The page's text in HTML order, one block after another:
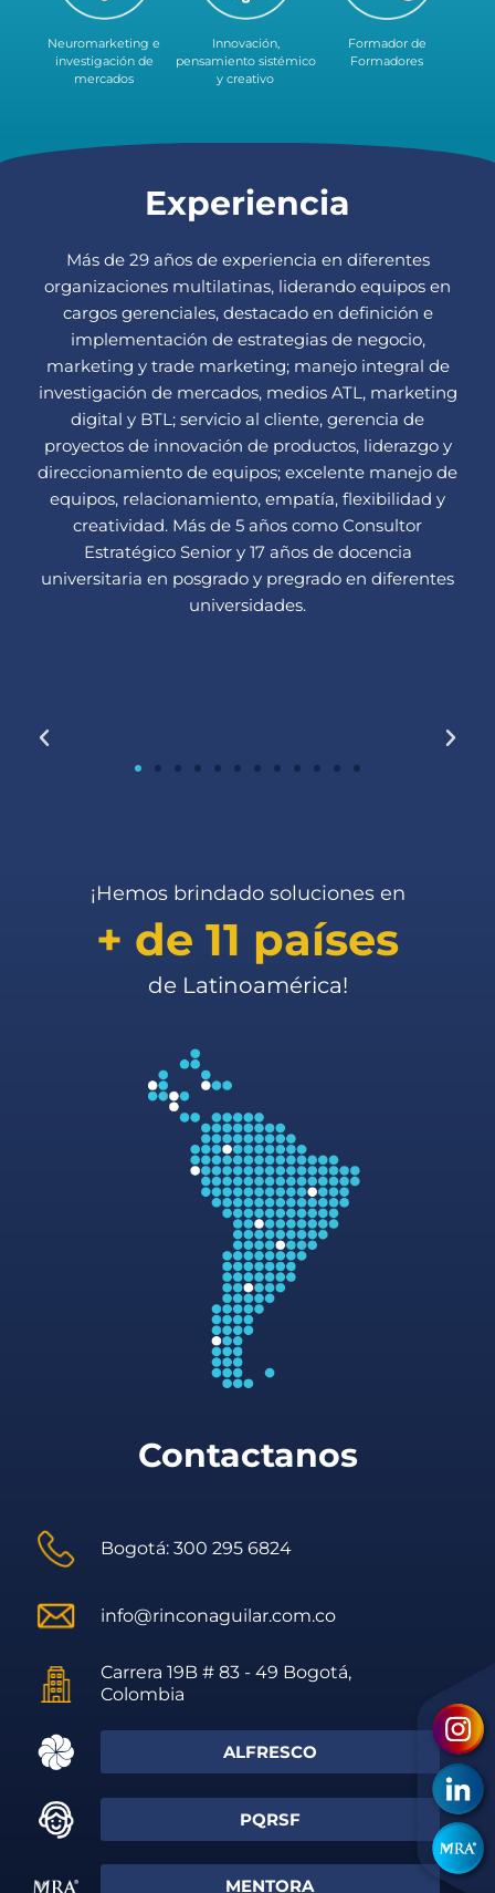
Neuromarketing e
investigación de
mercados
Innovación,
pensamiento sistémico
y creativo
Formador de
Formadores
Experiencia
Más de 29 años de experiencia en diferentes
organizaciones multilatinas, liderando equipos en
cargos gerenciales, destacado en definición e
implementación de estrategias de negocio,
marketing y trade marketing; manejo integral de
investigación de mercados, medios ATL, marketing
digital y BTL; servicio al cliente, gerencia de
proyectos de innovación de productos, liderazgo y
direccionamiento de equipos; excelente manejo de
equipos, relacionamiento, empatía, flexibilidad y
creatividad. Más de 5 años como Consultor
Estratégico Senior y 17 años de docencia
universitaria en posgrado y pregrado en diferentes
universidades.
¡Hemos brindado soluciones en
+ de 11 países
de Latinoamérica!
Contactanos
Bogotá: 300 295 6824
info@rinconaguilar.com.co
Carrera 19B # 83 - 49 Bogotá,
Colombia
ALFRESCO
PQRSF
MENTORA